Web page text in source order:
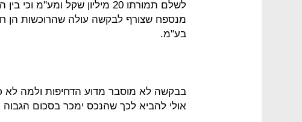
לשלם תמורתו 20 מיליון שקל
מנספח שצורף לבקשה עולה שהרוכשות הן
בע"מ.
בבקשה לא מוסבר מדוע הדחיפות ולמה לא
אולי להביא לכך שהנכס ימכר בסכום